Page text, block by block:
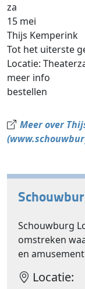
za
15 mei
Thijs Kemperink
Tot het uiterste
Locatie:
meer info
bestellen
Meer over
Schouwburg
omstreken
en
Locatie: